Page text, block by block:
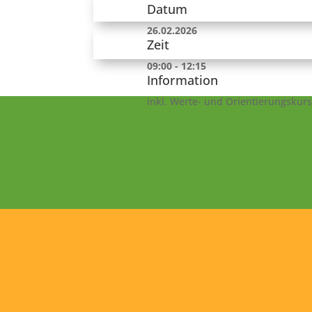
Datum
26.02.2026
Zeit
09:00 - 12:15
Information
inkl. Werte- und